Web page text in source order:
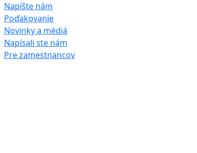
Napíšte nám
Poďakovanie
Novinky a médiá
Napísali ste nám
Pre zamestnancov